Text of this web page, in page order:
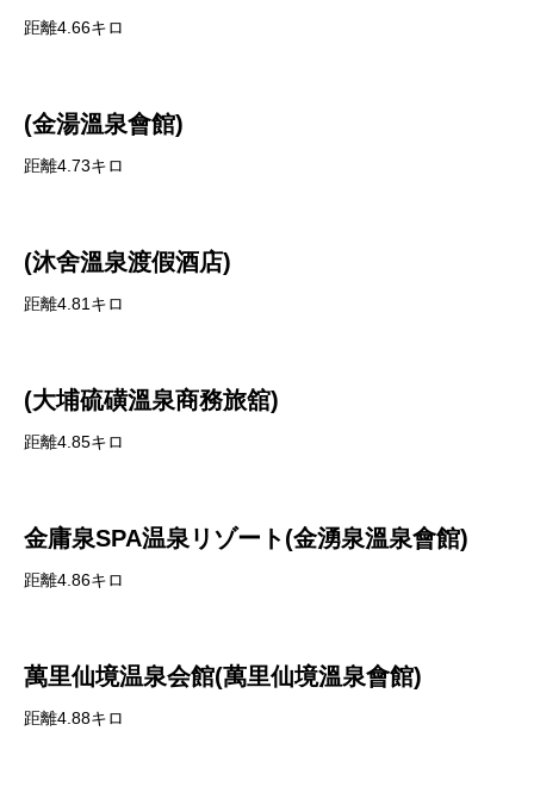
距離4.66キロ
(金湯溫泉會館)
距離4.73キロ
(沐舍溫泉渡假酒店)
距離4.81キロ
(大埔硫磺溫泉商務旅舘)
距離4.85キロ
金庸泉SPA温泉リゾート(金湧泉溫泉會館)
距離4.86キロ
萬里仙境温泉会館(萬里仙境溫泉會館)
距離4.88キロ